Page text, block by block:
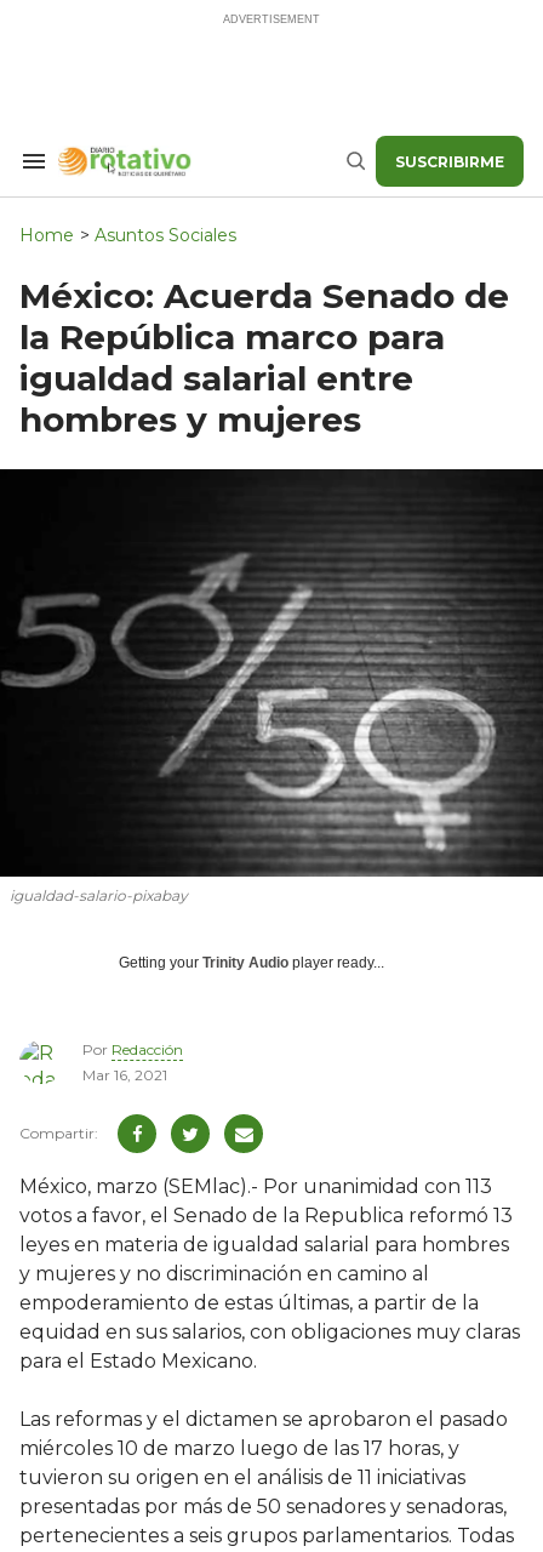
Search
Navigation
Buscar SUSCRIBIRME
Home > Asuntos Sociales
México: Acuerda Senado de
la República marco para
igualdad salarial entre
hombres y mujeres
igualdad-salario-pixabay
Getting your Trinity Audio player ready...
Por Redacción
Mar 16, 2021
México, marzo (SEMlac).- Por unanimidad con 113
votos a favor, el Senado de la Republica reformó 13
leyes en materia de igualdad salarial para hombres
y mujeres y no discriminación en camino al
empoderamiento de estas últimas, a partir de la
equidad en sus salarios, con obligaciones muy claras
para el Estado Mexicano.
Las reformas y el dictamen se aprobaron el pasado
miércoles 10 de marzo luego de las 17 horas, y
tuvieron su origen en el análisis de 11 iniciativas
presentadas por más de 50 senadores y senadoras,
pertenecientes a seis grupos parlamentarios. Todas